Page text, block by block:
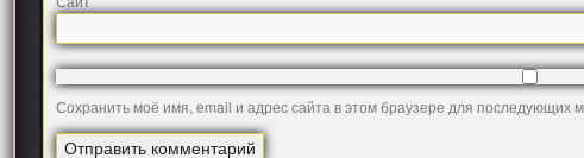
Сохранить моё имя, email и адрес сайта в этом браузере для последующих